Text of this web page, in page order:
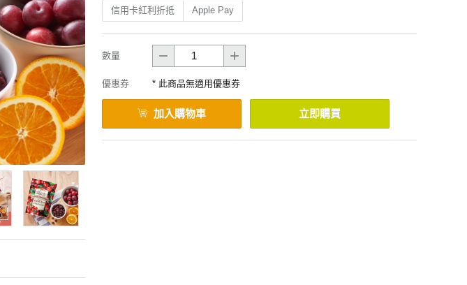
信用卡紅利折抵 Apple Pay
數量
優惠券 * 此商品無適用優惠券
加入購物車 立即購買